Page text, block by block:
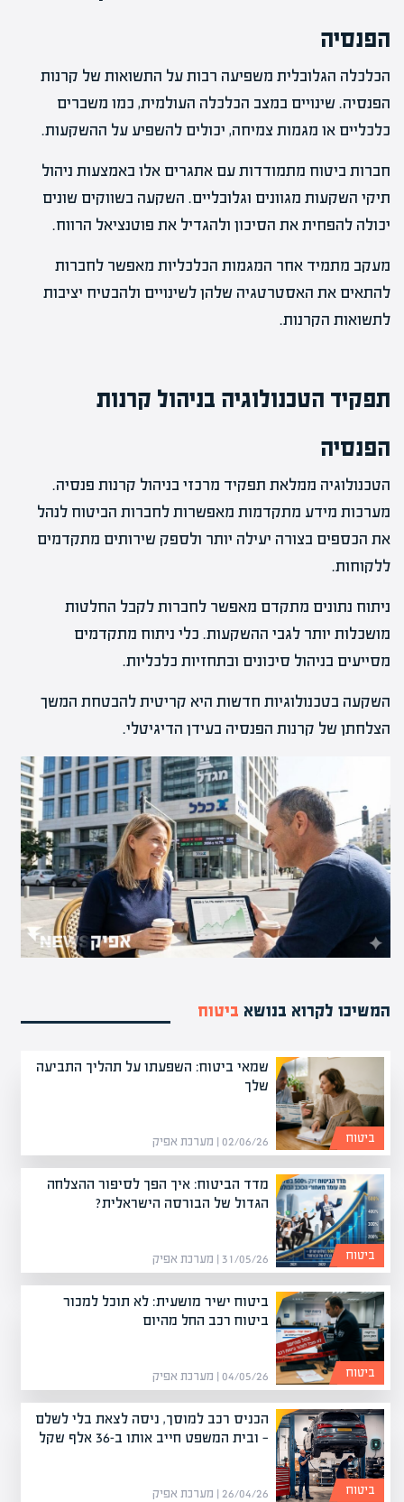
הפנסיה
הכלכלה הגלובלית משפיעה רבות על התשואות של קרנות
הפנסיה. שינויים במצב הכלכלה העולמית, כמו משברים
כלכליים או מגמות צמיחה, יכולים להשפיע על ההשקעות.
חברות ביטוח מתמודדות עם אתגרים אלו באמצעות ניהול
תיקי השקעות מגוונים וגלובליים. השקעה בשווקים שונים
יכולה להפחית את הסיכון ולהגדיל את פוטנציאל הרווח.
מעקב מתמיד אחר המגמות הכלכליות מאפשר לחברות
להתאים את האסטרטגיה שלהן לשינויים ולהבטיח יציבות
לתשואות הקרנות.
תפקיד הטכנולוגיה בניהול קרנות
הפנסיה
הטכנולוגיה ממלאת תפקיד מרכזי בניהול קרנות פנסיה.
מערכות מידע מתקדמות מאפשרות לחברות הביטוח לנהל
את הכספים בצורה יעילה יותר ולספק שירותים מתקדמים
ללקוחות.
ניתוח נתונים מתקדם מאפשר לחברות לקבל החלטות
מושכלות יותר לגבי ההשקעות. כלי ניתוח מתקדמים
מסייעים בניהול סיכונים ובתחזיות כלכליות.
השקעה בטכנולוגיות חדשות היא קריטית להבטחת המשך
הצלחתן של קרנות הפנסיה בעידן הדיגיטלי.
המשיכו לקרוא בנושא ביטוח
שמאי ביטוח: השפעתו על תהליך התביעה
שלך
02/06/26 | מערכת אפיק ביטוח
מדד הביטוח: איך הפך לסיפור ההצלחה
הגדול של הבורסה הישראלית?
31/05/26 | מערכת אפיק ביטוח
ביטוח ישיר מושעית: לא תוכל למכור
ביטוח רכב החל מהיום
04/05/26 | מערכת אפיק ביטוח
הכניס רכב למוסך, ניסה לצאת בלי לשלם
— ובית המשפט חייב אותו ב-36 אלף שקל
26/04/26 | מערכת אפיק ביטוח